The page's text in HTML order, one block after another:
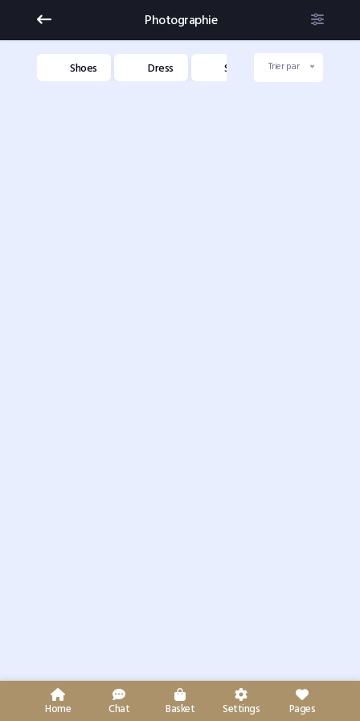
Photographie
Shoes Dress Shoes Dress
Trier par
Home Chat Basket Settings Pages